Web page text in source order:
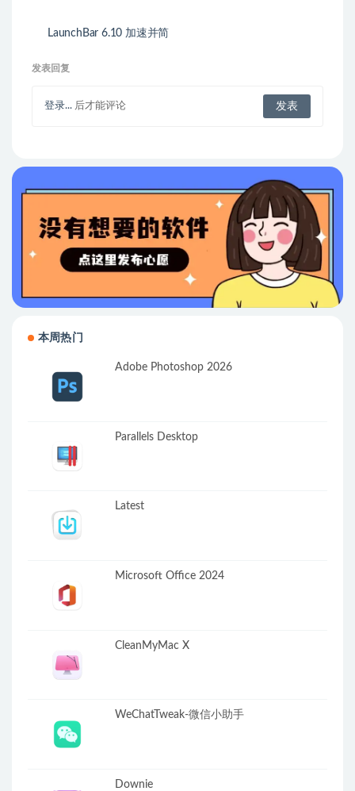
LaunchBar 6.10 加速并简
发表回复
登录... 后才能评论
本周热门
Adobe Photoshop 2026
Parallels Desktop
Latest
Microsoft Office 2024
CleanMyMac X
WeChatTweak-微信小助手
Downie